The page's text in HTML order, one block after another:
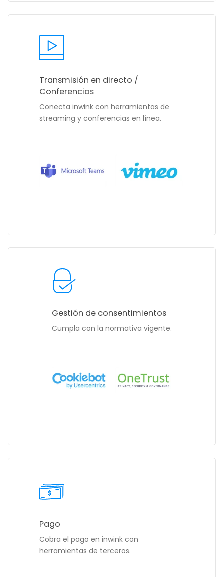
Transmisión en directo /
Conferencias
Conecta inwink con herramientas de
streaming y conferencias en línea.
Gestión de consentimientos
Cumpla con la normativa vigente.
Pago
Cobra el pago en inwink con
herramientas de terceros.